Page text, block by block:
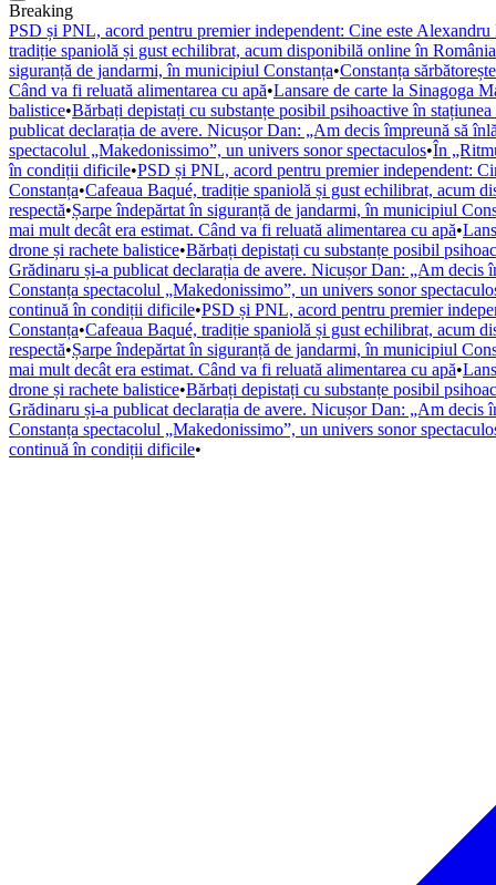
Breaking
PSD și PNL, acord pentru premier independent: Cine este Alexandru
tradiție spaniolă și gust echilibrat, acum disponibilă online în România
siguranță de jandarmi, în municipiul Constanța•Constanța
Când va fi reluată alimentarea cu apă•Lansare de carte la Sinagoga
balistice•Bărbați depistați cu substanțe posibil psihoactive în stațiunea
publicat declarația de avere. Nicușor Dan: „Am decis împreună să
spectacolul „Makedonissimo”, un univers sonor spectaculos•În
în condiții dificile•PSD și PNL, acord pentru premier independent:
Constanța•Cafeaua Baqué, tradiție spaniolă și gust echilibrat, acum
respectă•Șarpe îndepărtat în siguranță de jandarmi, în municipiul
mai mult decât era estimat. Când va fi reluată alimentarea cu apă•
drone și rachete balistice•Bărbați depistați cu substanțe posibil
Grădinaru și-a publicat declarația de avere. Nicușor Dan: „Am decis
Constanța spectacolul „Makedonissimo”, un univers sonor
continuă în condiții dificile•PSD și PNL, acord pentru premier
Constanța•Cafeaua Baqué, tradiție spaniolă și gust echilibrat, acum
respectă•Șarpe îndepărtat în siguranță de jandarmi, în municipiul
mai mult decât era estimat. Când va fi reluată alimentarea cu apă•
drone și rachete balistice•Bărbați depistați cu substanțe posibil
Grădinaru și-a publicat declarația de avere. Nicușor Dan: „Am decis
Constanța spectacolul „Makedonissimo”, un univers sonor
continuă în condiții dificile•